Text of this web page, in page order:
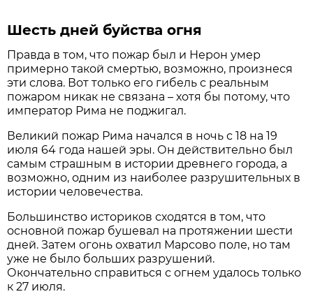
Шесть дней буйства огня
Правда в том, что пожар был и Нерон умер
примерно такой смертью, возможно, произнеся
эти слова. Вот только его гибель с реальным
пожаром никак не связана – хотя бы потому, что
император Рима не поджигал.
Великий пожар Рима начался в ночь с 18 на 19
июля 64 года нашей эры. Он действительно был
самым страшным в истории древнего города, а
возможно, одним из наиболее разрушительных в
истории человечества.
Большинство историков сходятся в том, что
основной пожар бушевал на протяжении шести
дней. Затем огонь охватил Марсово поле, но там
уже не было больших разрушений.
Окончательно справиться с огнем удалось только
к 27 июля.